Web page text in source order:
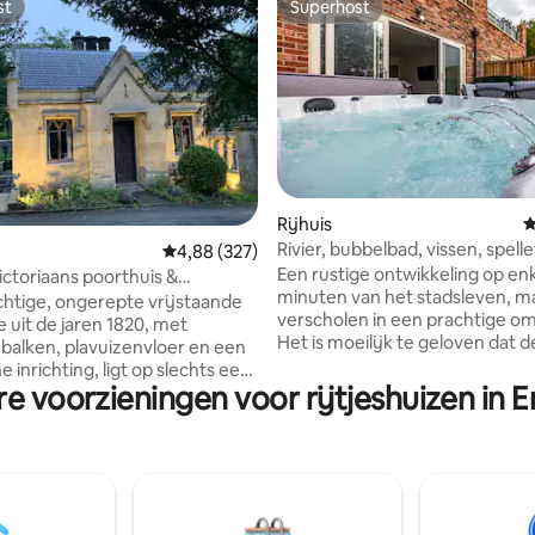
van 4,92 op 5, 593 recensiesGemiddelde beoordeling van 4,88 op 5, 327
4,88 (327)
poorthuis &
Welshpoolongerepte vrijstaande
uit de jaren 1820, met
plavuizenvloer en een
ligt op slechts een
van het centrum van
marktstadje Welshpool,
biedt gemakkelijke toegang
Superhost
Superhost
Rijhuis
Rivier, bubbelbad, vissen,
Elvaston Castle
Een rustige ontwikkeling op
minuten van het stadsleven,
verscholen in een prachtige
Het is moeilijk te geloven dat
bevindt. De accommodatie
hottub - Visrechten (goed
wandelingen op 30 minuten
District - 2 kingsize bedden - 2x
voorzieningen voor rijtjeshuizen in